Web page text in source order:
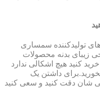
تولیدکننده سمساری
زیبای بدنه محصولات
کنید هیچ اشکالی ندارد
داشتن یک
شان دقت کنید و سعی کنید